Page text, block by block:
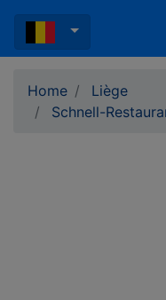
Home
Liège
Schnell-